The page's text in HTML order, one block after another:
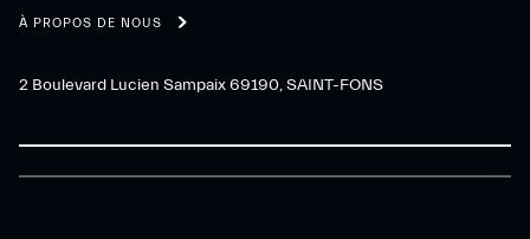
À PROPOS DE NOUS
2 Boulevard Lucien Sampaix 69190, SAINT-FONS